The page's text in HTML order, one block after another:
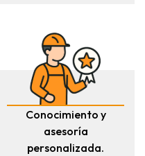
Conocimiento y
asesoría
personalizada.